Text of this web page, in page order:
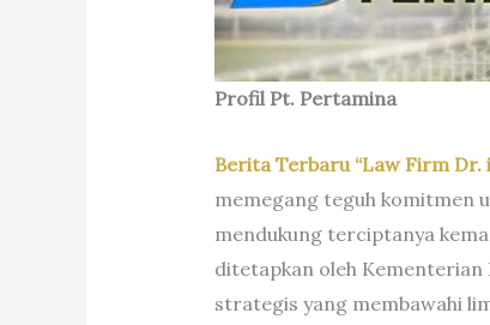
Profil Pt. Pertamina
Berita Terbaru “Law Firm Dr.
memegang teguh komitmen
mendukung terciptanya
ditetapkan oleh Kementerian
strategis yang membawahi